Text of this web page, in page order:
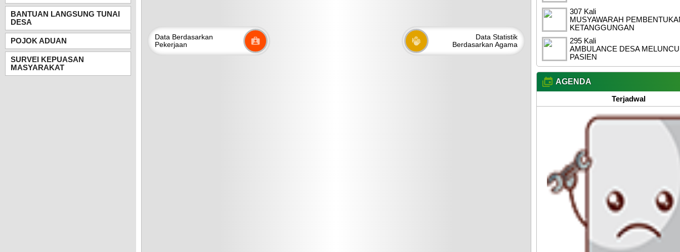
BANTUAN LANGSUNG TUNAI
DESA
POJOK ADUAN
SURVEI KEPUASAN
MASYARAKAT
Data Berdasarkan
Pekerjaan
Data Statistik
Berdasarkan Agama
307 Kali
MUSYAWARAH
KETANGGUNGAN
295 Kali
AMBULANCE DESA
PASIEN
AGENDA
Terjadwal